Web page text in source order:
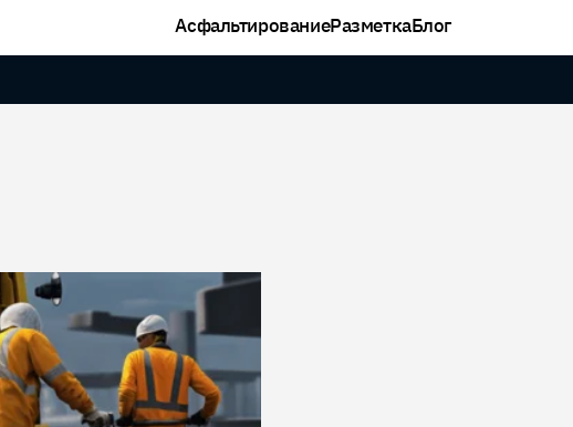
АсфальтированиеРазметкаБлог